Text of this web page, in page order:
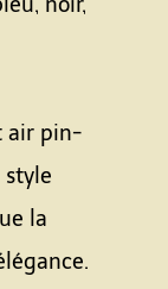
air pin-
style
la